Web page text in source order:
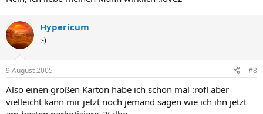
Hypericum
:-)
9 August 2005 #8
Also einen großen Karton habe ich schon mal :rofl aber
vielleicht kann mir jetzt noch jemand sagen wie ich ihn jetzt